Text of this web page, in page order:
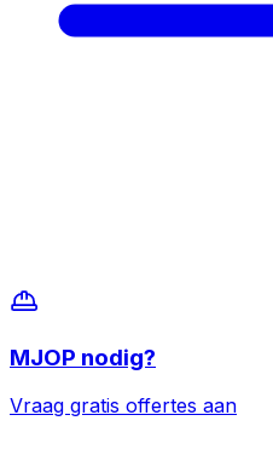
MJOP nodig?
Vraag gratis offertes aan